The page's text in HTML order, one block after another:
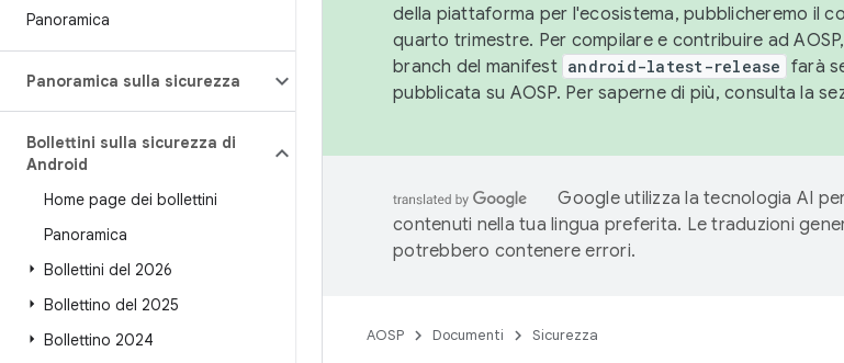
Panoramica
Panoramica sulla sicurezza
Bollettini sulla sicurezza di
Android
Home page dei bollettini
Panoramica
Bollettini del 2026
Bollettino del 2025
Bollettino 2024
della piattaforma per l'ecosistema, pubblicheremo il
quarto trimestre. Per compilare e contribuire ad
branch del manifest android-latest-release farà
pubblicata su AOSP. Per saperne di più, consulta la
Google utilizza la tecnologia AI
contenuti nella tua lingua preferita. Le traduzioni
potrebbero contenere errori.
AOSP Documenti Sicurezza